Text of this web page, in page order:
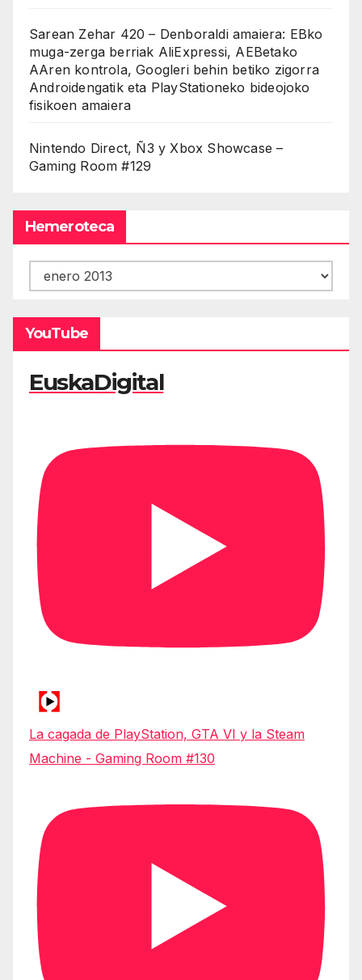
Sarean Zehar 420 – Denboraldi amaiera: EBko
muga-zerga berriak AliExpressi, AEBetako
AAren kontrola, Googleri behin betiko zigorra
Androidengatik eta PlayStationeko bideojoko
fisikoen amaiera
Nintendo Direct, Ñ3 y Xbox Showcase –
Gaming Room #129
Hemeroteca
Hemeroteca
YouTube
EuskaDigital
La cagada de PlayStation, GTA VI y la Steam
Machine - Gaming Room #130